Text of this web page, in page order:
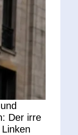
Der irre